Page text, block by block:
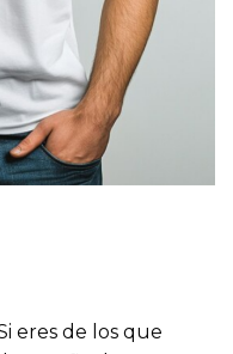
eres de los que